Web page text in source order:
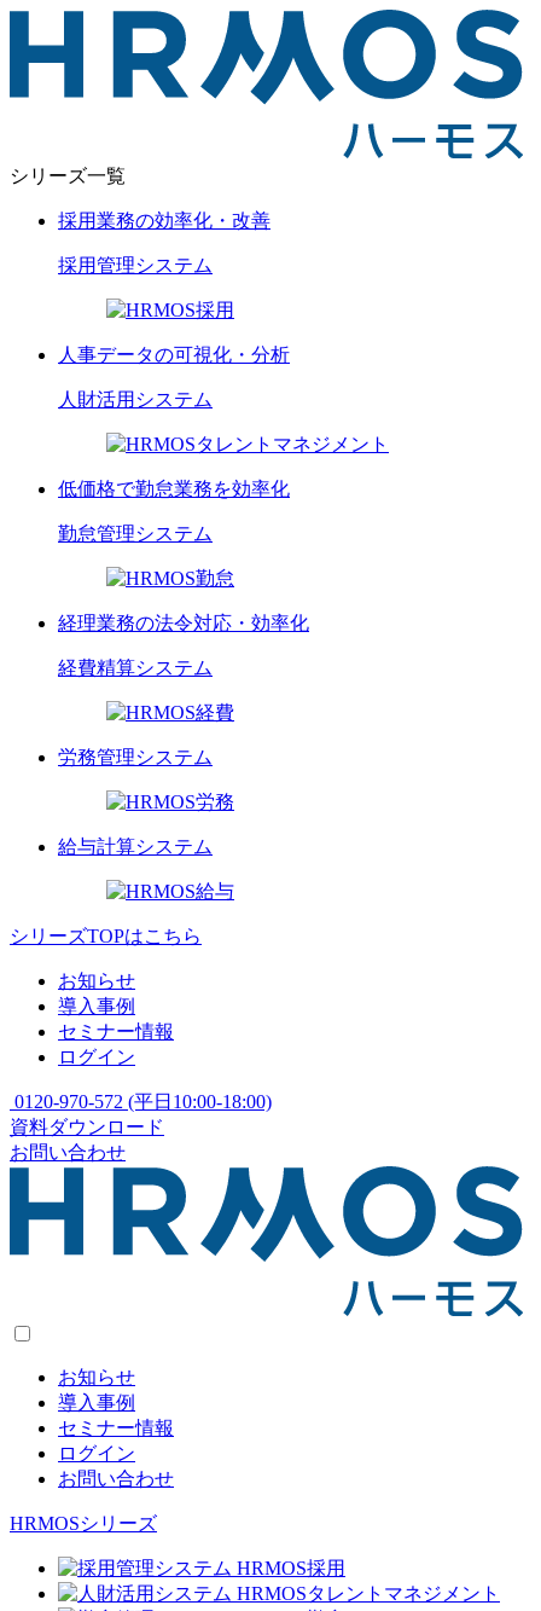
シリーズ一覧
採用業務の効率化・改善
採用管理システム
人事データの可視化・分析
人財活用 システム
低価格で勤怠業務を効率化
勤怠管理システム
経理業務の法令対応・効率化
経費精算システム
労務管理システム
給与計算システム
シリーズTOPはこちら
お知らせ
導入事例
セミナー情報
ログイン
0120-970-572 (平日10:00-18:00)
資料ダウンロード
お問い合わせ
お知らせ
導入事例
セミナー情報
ログイン
お問い合わせ
HRMOSシリーズ